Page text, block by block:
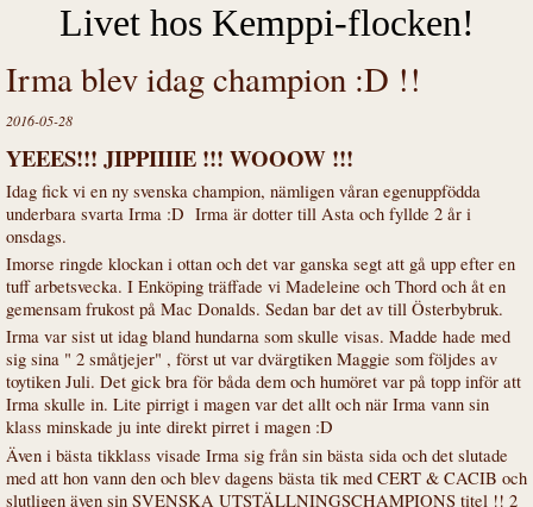
Livet hos Kemppi-flocken!
Irma blev idag champion :D !!
2016-05-28
YEEES!!! JIPPIIIIE !!! WOOOW !!!
Idag fick vi en ny svenska champion, nämligen våran egenuppfödda
underbara svarta Irma :D Irma är dotter till Asta och fyllde 2 år i
onsdags.
Imorse ringde klockan i ottan och det var ganska segt att gå upp efter en
tuff arbetsvecka. I Enköping träffade vi Madeleine och Thord och åt en
gemensam frukost på Mac Donalds. Sedan bar det av till Österbybruk.
Irma var sist ut idag bland hundarna som skulle visas. Madde hade med
sig sina " 2 småtjejer" , först ut var dvärgtiken Maggie som följdes av
toytiken Juli. Det gick bra för båda dem och humöret var på topp inför att
Irma skulle in. Lite pirrigt i magen var det allt och när Irma vann sin
klass minskade ju inte direkt pirret i magen :D
Även i bästa tikklass visade Irma sig från sin bästa sida och det slutade
med att hon vann den och blev dagens bästa tik med CERT & CACIB och
slutligen även sin SVENSKA UTSTÄLLNINGSCHAMPIONS titel !! 2